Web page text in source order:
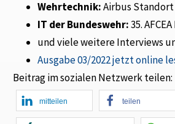
Wehrtechnik:Airbus
IT der Bundeswehr:35.
und viele weitere Interviews
Ausgabe 03/2022 jetzt online
Beitrag im sozialen Netzwerk teilen:
mitteilen teilen